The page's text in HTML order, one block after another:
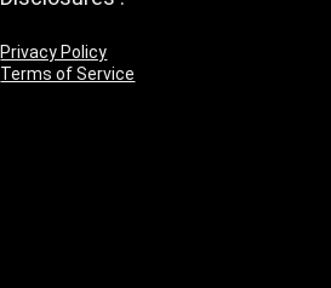
Privacy Policy
Terms of Service